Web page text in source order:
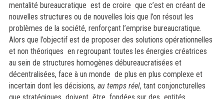
mentalité bureaucratique est de croire que c’est en créant de
nouvelles structures ou de nouvelles lois que l’on résout les
problèmes de la société, renforçant l’emprise bureaucratique.
Alors que l’objectif est de proposer des solutions opérationnelles
et non théoriques en regroupant toutes les énergies créatrices
au sein de structures homogènes débureaucratisées et
décentralisées, face à un monde de plus en plus complexe et
incertain dont les décisions, au temps réel, tant conjoncturelles